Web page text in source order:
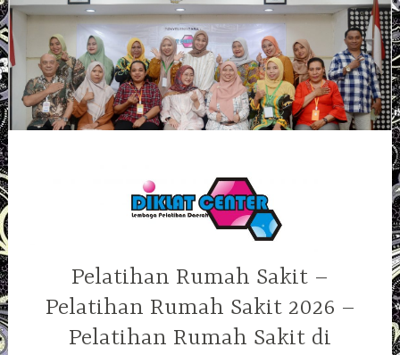
Skip
to
content
Pelatihan Rumah Sakit –
Pelatihan Rumah Sakit 2026 –
Pelatihan Rumah Sakit di